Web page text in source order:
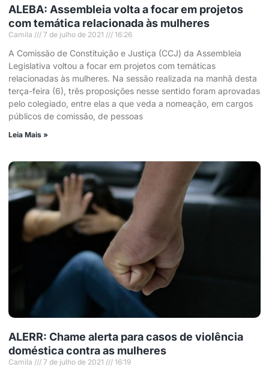
ALEBA: Assembleia volta a focar em projetos
com temática relacionada às mulheres
Camila 7 de julho de 2021 16:26
A Comissão de Constituição e Justiça (CCJ) da Assembleia
Legislativa voltou a focar em projetos com temáticas
relacionadas às mulheres. Na sessão realizada na manhã desta
terça-feira (6), três proposições nesse sentido foram aprovadas
pelo colegiado, entre elas a que veda a nomeação, em cargos
públicos de comissão, de pessoas
Leia Mais »
ALERR: Chame alerta para casos de violência
doméstica contra as mulheres
Camila 7 de julho de 2021 16:19